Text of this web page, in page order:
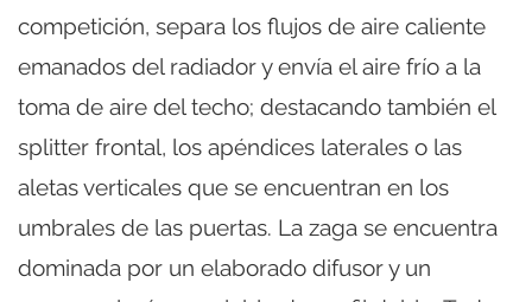
competición, separa los flujos de aire caliente
emanados del radiador y envía el aire frío a la
toma de aire del techo; destacando también el
splitter frontal, los apéndices laterales o las
aletas verticales que se encuentran en los
umbrales de las puertas. La zaga se encuentra
dominada por un elaborado difusor y un